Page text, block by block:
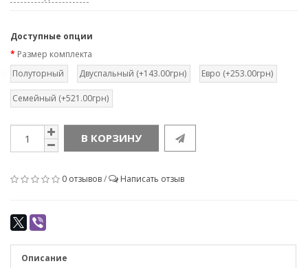
Доступные опции
Размер комплекта
Полуторный
Двуспальный (+143.00грн) Евро (+253.00грн)
Семейный (+521.00грн)
В КОРЗИНУ
0 отзывов/ Написать отзыв
Описание